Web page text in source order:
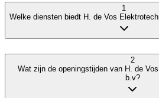
1
Welke diensten biedt H. de Vos
2
Wat zijn de openingstijden van H. de
b.v?